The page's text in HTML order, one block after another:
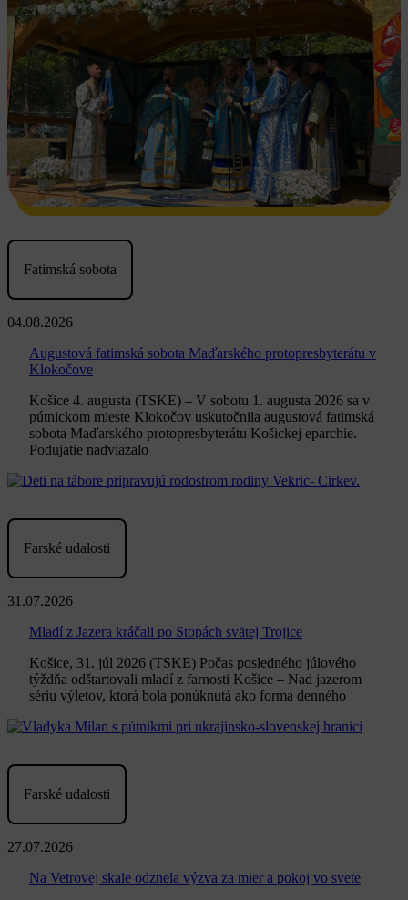
Fatimská sobota
04.08.2026
Augustová fatimská sobota Maďarského protopresbyterátu v
Klokočove
Košice 4. augusta (TSKE) – V sobotu 1. augusta 2026 sa v
pútnickom mieste Klokočov uskutočnila augustová fatimská
sobota Maďarského protopresbyterátu Košickej eparchie.
Podujatie nadviazalo
Farské udalosti
31.07.2026
Mladí z Jazera kráčali po Stopách svätej Trojice
Košice, 31. júl 2026 (TSKE) Počas posledného júlového
týždňa odštartovali mladí z farnosti Košice – Nad jazerom
sériu výletov, ktorá bola ponúknutá ako forma denného
Farské udalosti
27.07.2026
Na Vetrovej skale odznela výzva za mier a pokoj vo svete